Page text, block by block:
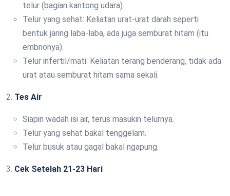
telur (bagian kantong udara).
Telur yang sehat: Keliatan urat-urat darah seperti
bentuk jaring laba-laba, ada juga semburat hitam (itu
embrionya).
Telur infertil/mati: Keliatan terang benderang, tidak ada
urat atau semburat hitam sama sekali.
2. Tes Air
Siapin wadah isi air, terus masukin telurnya.
Telur yang sehat bakal tenggelam.
Telur busuk atau gagal bakal ngapung.
3. Cek Setelah 21-23 Hari